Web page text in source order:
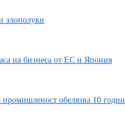
злополуки
на бизнеса от ЕС и Япония
промишленост обелязва 10